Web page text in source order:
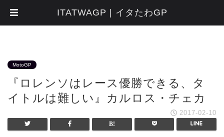
MotoGP
『ロレンソはレース優勝できる、タ
イトルは難しい』カルロス・チェカ
2017-02-10
ITATWAGP | イタたわGP